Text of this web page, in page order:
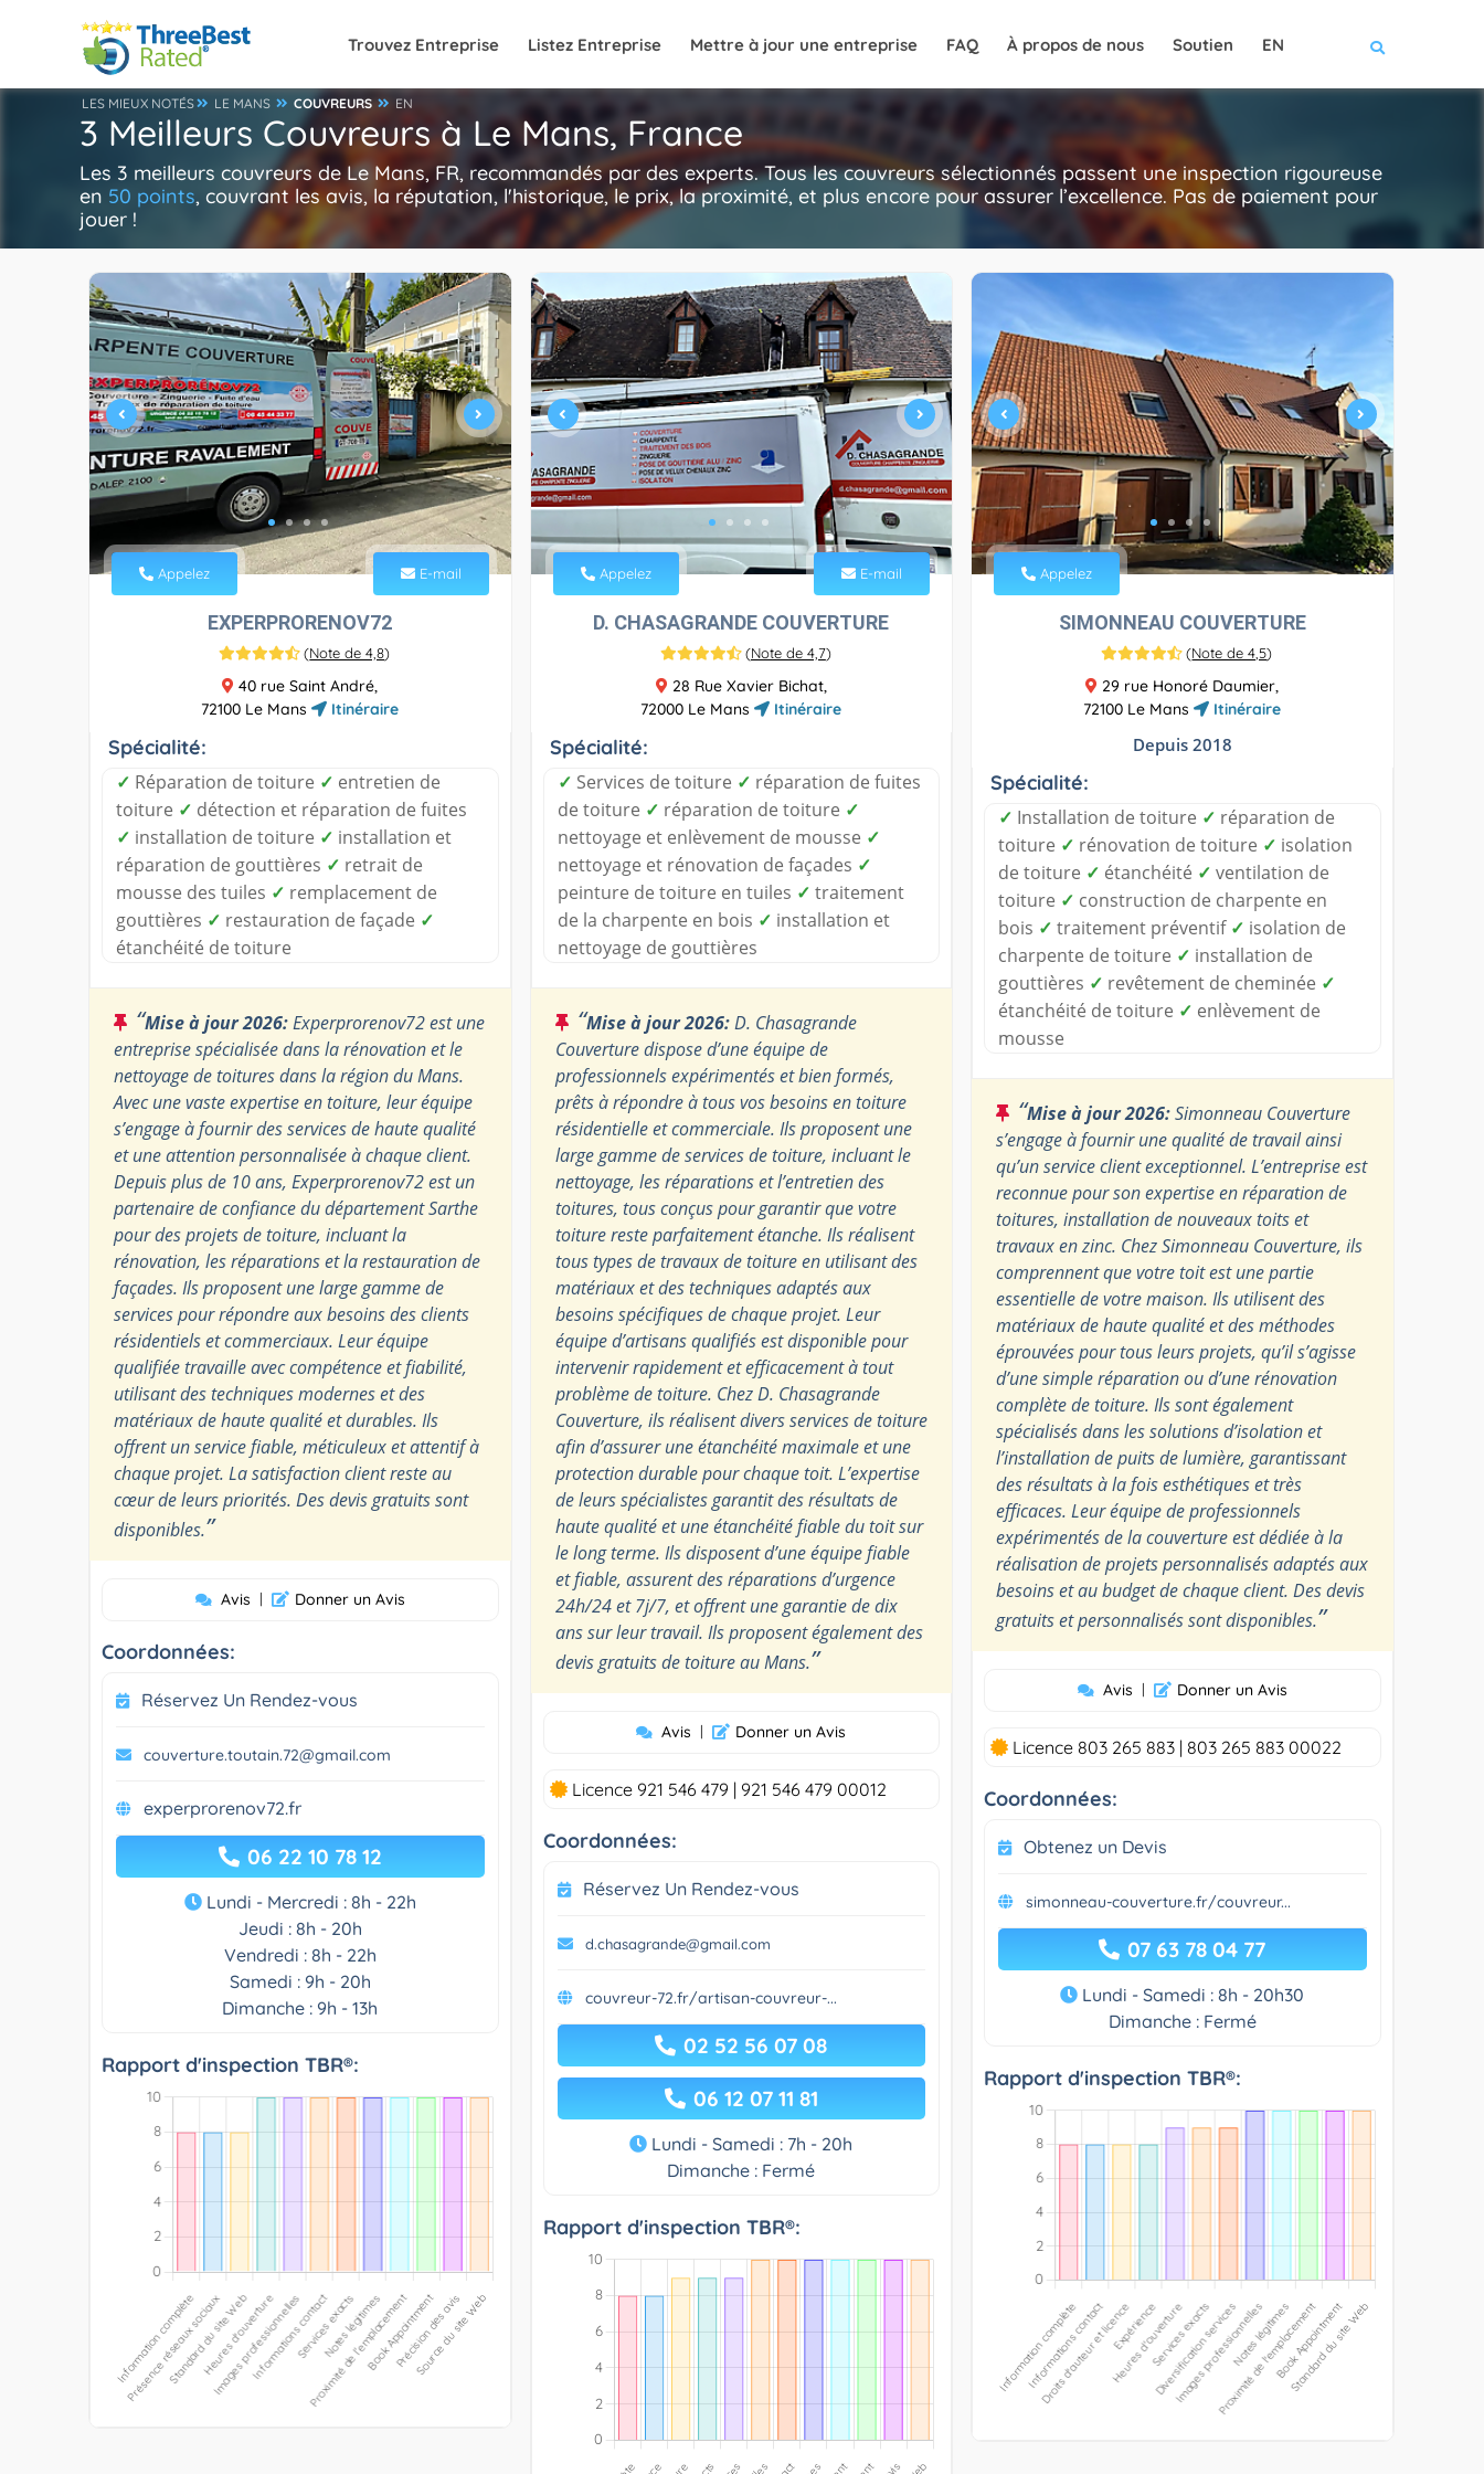
Trouvez Entreprise Listez Entreprise Mettre à jour une entreprise FAQ À propos de nous Soutien EN
LES MIEUX NOTÉS LE MANS COUVREURS EN
3 Meilleurs Couvreurs à Le Mans, France
Les 3 meilleurs couvreurs de Le Mans, FR, recommandés par des experts. Tous les couvreurs sélectionnés passent une inspection rigoureuse
en 50 points, couvrant les avis, la réputation, l'historique, le prix, la proximité, et plus encore pour assurer l’excellence. Pas de paiement pour
jouer !
Appelez E-mail
EXPERPRORENOV72
(Note de 4,8)
40 rue Saint André,
72100 Le Mans
Itinéraire
Spécialité:
✓ Réparation de toiture ✓ entretien de
toiture ✓ détection et réparation de fuites
✓ installation de toiture ✓ installation et
réparation de gouttières ✓ retrait de
mousse des tuiles ✓ remplacement de
gouttières ✓ restauration de façade ✓
étanchéité de toiture
“Mise à jour 2026:Experprorenov72 est une
entreprise spécialisée dans la rénovation et le
nettoyage de toitures dans la région du Mans.
Avec une vaste expertise en toiture, leur équipe
s’engage à fournir des services de haute qualité
et une attention personnalisée à chaque client.
Depuis plus de 10 ans, Experprorenov72 est un
partenaire de confiance du département Sarthe
pour des projets de toiture, incluant la
rénovation, les réparations et la restauration de
façades. Ils proposent une large gamme de
services pour répondre aux besoins des clients
résidentiels et commerciaux. Leur équipe
qualifiée travaille avec compétence et fiabilité,
utilisant des techniques modernes et des
matériaux de haute qualité et durables. Ils
offrent un service fiable, méticuleux et attentif à
chaque projet. La satisfaction client reste au
cœur de leurs priorités. Des devis gratuits sont
disponibles.”
Avis | Donner un Avis
Coordonnées:
Réservez Un Rendez-vous
couverture.toutain.72@gmail.com
experprorenov72.fr
06 22 10 78 12
Lundi - Mercredi : 8h - 22h
Jeudi : 8h - 20h
Vendredi : 8h - 22h
Samedi : 9h - 20h
Dimanche : 9h - 13h
Rapport d'inspection TBR®:
Appelez E-mail
D. CHASAGRANDE COUVERTURE
(Note de 4,7)
28 Rue Xavier Bichat,
72000 Le Mans
Itinéraire
Spécialité:
✓ Services de toiture ✓ réparation de fuites
de toiture ✓ réparation de toiture ✓
nettoyage et enlèvement de mousse ✓
nettoyage et rénovation de façades ✓
peinture de toiture en tuiles ✓ traitement
de la charpente en bois ✓ installation et
nettoyage de gouttières
“Mise à jour 2026:D. Chasagrande
Couverture dispose d’une équipe de
professionnels expérimentés et bien formés,
prêts à répondre à tous vos besoins en toiture
résidentielle et commerciale. Ils proposent une
large gamme de services de toiture, incluant le
nettoyage, les réparations et l’entretien des
toitures, tous conçus pour garantir que votre
toiture reste parfaitement étanche. Ils réalisent
tous types de travaux de toiture en utilisant des
matériaux et des techniques adaptés aux
besoins spécifiques de chaque projet. Leur
équipe d’artisans qualifiés est disponible pour
intervenir rapidement et efficacement à tout
problème de toiture. Chez D. Chasagrande
Couverture, ils réalisent divers services de toiture
afin d’assurer une étanchéité maximale et une
protection durable pour chaque toit. L’expertise
de leurs spécialistes garantit des résultats de
haute qualité et une étanchéité fiable du toit sur
le long terme. Ils disposent d’une équipe fiable
et fiable, assurent des réparations d’urgence
24h/24 et 7j/7, et offrent une garantie de dix
ans sur leur travail. Ils proposent également des
devis gratuits de toiture au Mans.”
Avis | Donner un Avis
Licence 921 546 479 | 921 546 479 00012
Coordonnées:
Réservez Un Rendez-vous
d.chasagrande@gmail.com
couvreur-72.fr/artisan-couvreur-...
02 52 56 07 08
06 12 07 11 81
Lundi - Samedi : 7h - 20h
Dimanche : Fermé
Rapport d'inspection TBR®:
Appelez
SIMONNEAU COUVERTURE
(Note de 4,5)
29 rue Honoré Daumier,
72100 Le Mans
Itinéraire
Depuis 2018
Spécialité:
✓ Installation de toiture ✓ réparation de
toiture ✓ rénovation de toiture ✓ isolation
de toiture ✓ étanchéité ✓ ventilation de
toiture ✓ construction de charpente en
bois ✓ traitement préventif ✓ isolation de
charpente de toiture ✓ installation de
gouttières ✓ revêtement de cheminée ✓
étanchéité de toiture ✓ enlèvement de
mousse
“Mise à jour 2026:Simonneau Couverture
s’engage à fournir une qualité de travail ainsi
qu’un service client exceptionnel. L’entreprise est
reconnue pour son expertise en réparation de
toitures, installation de nouveaux toits et
travaux en zinc. Chez Simonneau Couverture, ils
comprennent que votre toit est une partie
essentielle de votre maison. Ils utilisent des
matériaux de haute qualité et des méthodes
éprouvées pour tous leurs projets, qu’il s’agisse
d’une simple réparation ou d’une rénovation
complète de toiture. Ils sont également
spécialisés dans les solutions d’isolation et
l’installation de puits de lumière, garantissant
des résultats à la fois esthétiques et très
efficaces. Leur équipe de professionnels
expérimentés de la couverture est dédiée à la
réalisation de projets personnalisés adaptés aux
besoins et au budget de chaque client. Des devis
gratuits et personnalisés sont disponibles.”
Avis | Donner un Avis
Licence 803 265 883 | 803 265 883 00022
Coordonnées:
Obtenez un Devis
simonneau-couverture.fr/couvreur...
07 63 78 04 77
Lundi - Samedi : 8h - 20h30
Dimanche : Fermé
Rapport d'inspection TBR®: